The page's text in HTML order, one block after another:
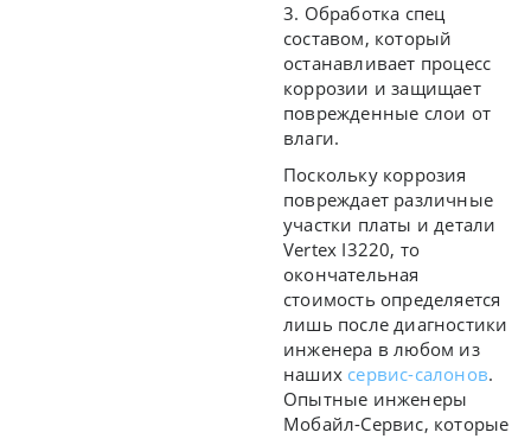
3. Обработка спец
составом, который
останавливает процесс
коррозии и защищает
поврежденные слои от
влаги.
Поскольку коррозия
повреждает различные
участки платы и детали
Vertex I3220, то
окончательная
стоимость определяется
лишь после диагностики
инженера в любом из
наших сервис-салонов.
Опытные инженеры
Мобайл-Сервис, которые